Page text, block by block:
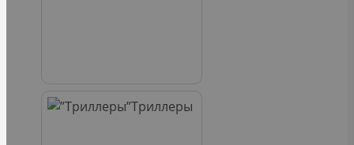
Триллеры